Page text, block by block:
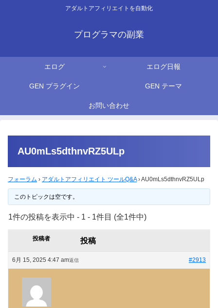
アダルトアフィリエイトを自動化
プログラマの副業
エログ エログ日報
GEN プラグイン GEN テーマ
お問い合わせ
AU0mLs5dthnvRZ5ULp
フォーラム › アダルトアフィリエイト ツールQ&A ›AU0mLs5dthnvRZ5ULp
このトピックは空です。
1件の投稿を表示中 - 1 - 1件目 (全1件中)
投稿者 投稿
6月 15, 2025 4:47 am #2913
返信